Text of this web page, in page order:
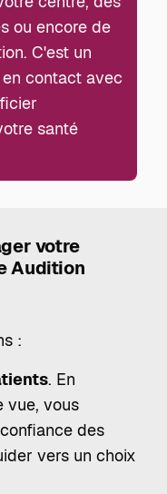
ou encore de
C'est un
contact avec
santé
votre
Audition
:
. En
vue, vous
des
vers un choix